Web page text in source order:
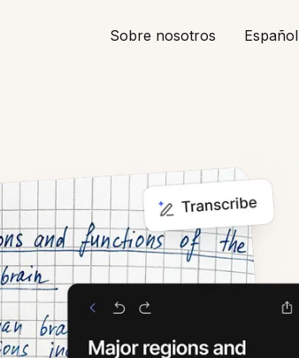
Sobre nosotros Español